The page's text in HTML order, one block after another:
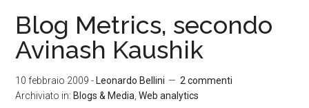
Blog Metrics, secondo
Avinash Kaushik
10 febbraio 2009 - Leonardo Bellini
2 commenti
Archiviato in: Blogs & Media ,Web analytics